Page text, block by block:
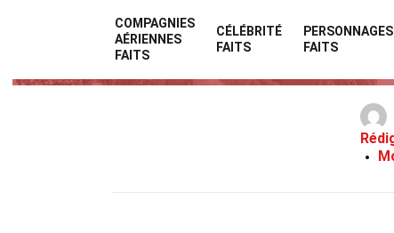
COMPAGNIES
AÉRIENNES
FAITS
CÉLÉBRITÉ
FAITS
PERSONNAGES
FAITS